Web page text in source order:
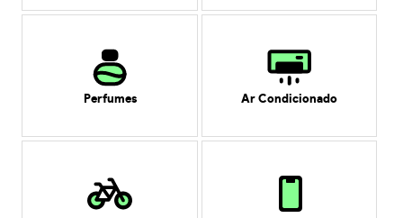
Perfumes Ar Condicionado